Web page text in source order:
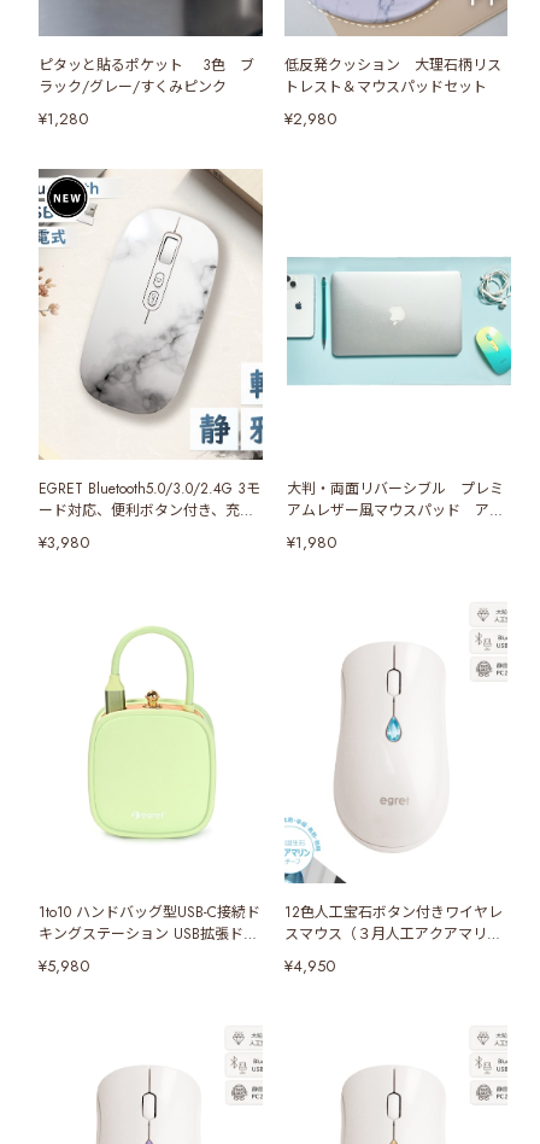
ピタッと貼るポケット 3色 ブ
ラック/グレー/すくみピンク
¥1,280
低反発クッション 大理石柄リス
トレスト＆マウスパッドセット
¥2,980
EGRET Bluetooth5.0/3.0/2.4G 3モ
ード対応、便利ボタン付き、充電
式無線マウス（PrettiE水墨）
¥3,980
大判・両面リバーシブル プレミ
アムレザー風マウスパッド アク
アブルー＆ベビーピンク
¥1,980
1to10 ハンドバッグ型USB-C接続ド
キングステーション USB拡張ドッ
ク グリーン
¥5,980
12色人工宝石ボタン付きワイヤレ
スマウス（３月人工アクアマリン
ボタン）
¥4,950